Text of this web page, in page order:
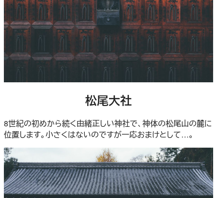
松尾大社
8世紀の初めから続く由緒正しい神社で、神体の松尾山の麓に
位置します。小さくはないのですが一応おまけとして…。